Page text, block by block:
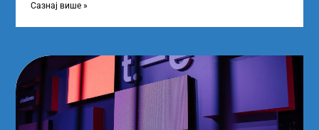
Сазнај више »